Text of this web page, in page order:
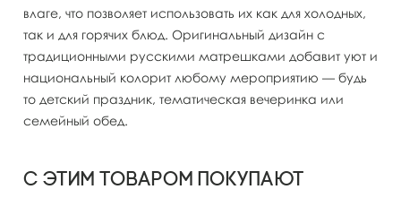
влаге, что позволяет использовать их как для холодных,
так и для горячих блюд. Оригинальный дизайн с
традиционными русскими матрешками добавит уют и
национальный колорит любому мероприятию — будь
то детский праздник, тематическая вечеринка или
семейный обед.
С этим товаром покупают